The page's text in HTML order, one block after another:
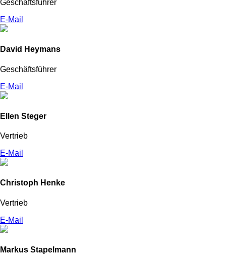
Geschäftsführer
E-Mail
David Heymans
Geschäftsführer
E-Mail
Ellen Steger
Vertrieb
E-Mail
Christoph Henke
Vertrieb
E-Mail
Markus Stapelmann